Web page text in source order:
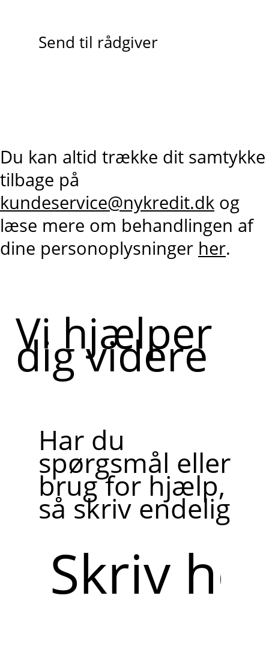
Send til rådgiver
Du kan altid trække dit samtykke
tilbage på
kundeservice@nykredit.dk og
læse mere om behandlingen af
dine personoplysninger her.
Vi hjælper
dig videre
Har du
spørgsmål eller
brug for hjælp,
så skriv endelig
her